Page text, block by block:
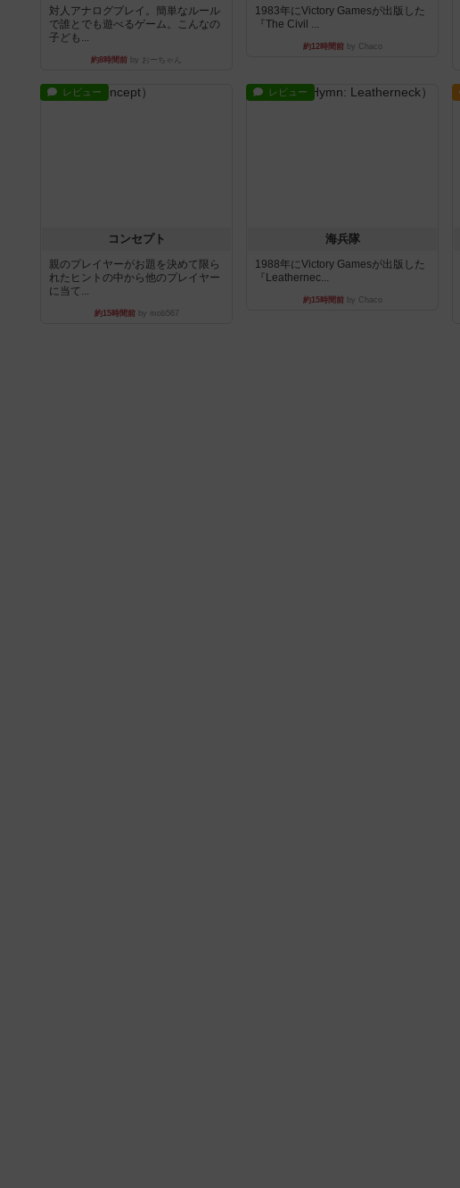
対人アナログプレイ。簡単なルール
で誰とでも遊べるゲーム。こんなの
子ども...
約8時間前 by おーちゃん
1983年にVictory Gamesが出版した
『The Civil ...
約12時間前by Chaco
レビュー
コンセプト
親のプレイヤーがお題を決めて限ら
れたヒントの中から他のプレイヤー
に当て...
約15時間前by mob567
レビュー
海兵隊
1988年にVictory Gamesが出版した
『Leathernec...
約15時間前by Chaco